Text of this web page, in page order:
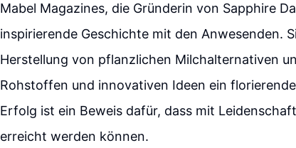
Mabel Magazines, die Gründerin von Sapphire
inspirierende Geschichte mit den Anwesenden.
Herstellung von pflanzlichen Milchalternativen
Rohstoffen und innovativen Ideen ein
Erfolg ist ein Beweis dafür, dass mit
erreicht werden können.